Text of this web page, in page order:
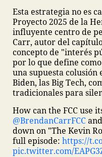
Esta estrategia no es
Proyecto 2025 de la
influyente centro de
Carr, autor del
concepto de "interés
por lo que define
una supuesta
Biden, las Big Tech,
tradicionales para
How can the FCC use
@BrendanCarrFCCand
down on "The Kevin
full episode: https://
pic.twitter.com/